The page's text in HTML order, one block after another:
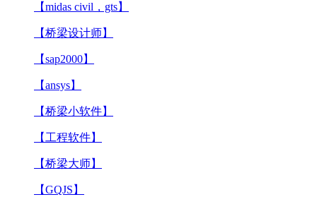
【midas civil，gts】
【桥梁设计师】
【sap2000】
【ansys】
【桥梁小软件】
【工程软件】
【桥梁大师】
【GQJS】